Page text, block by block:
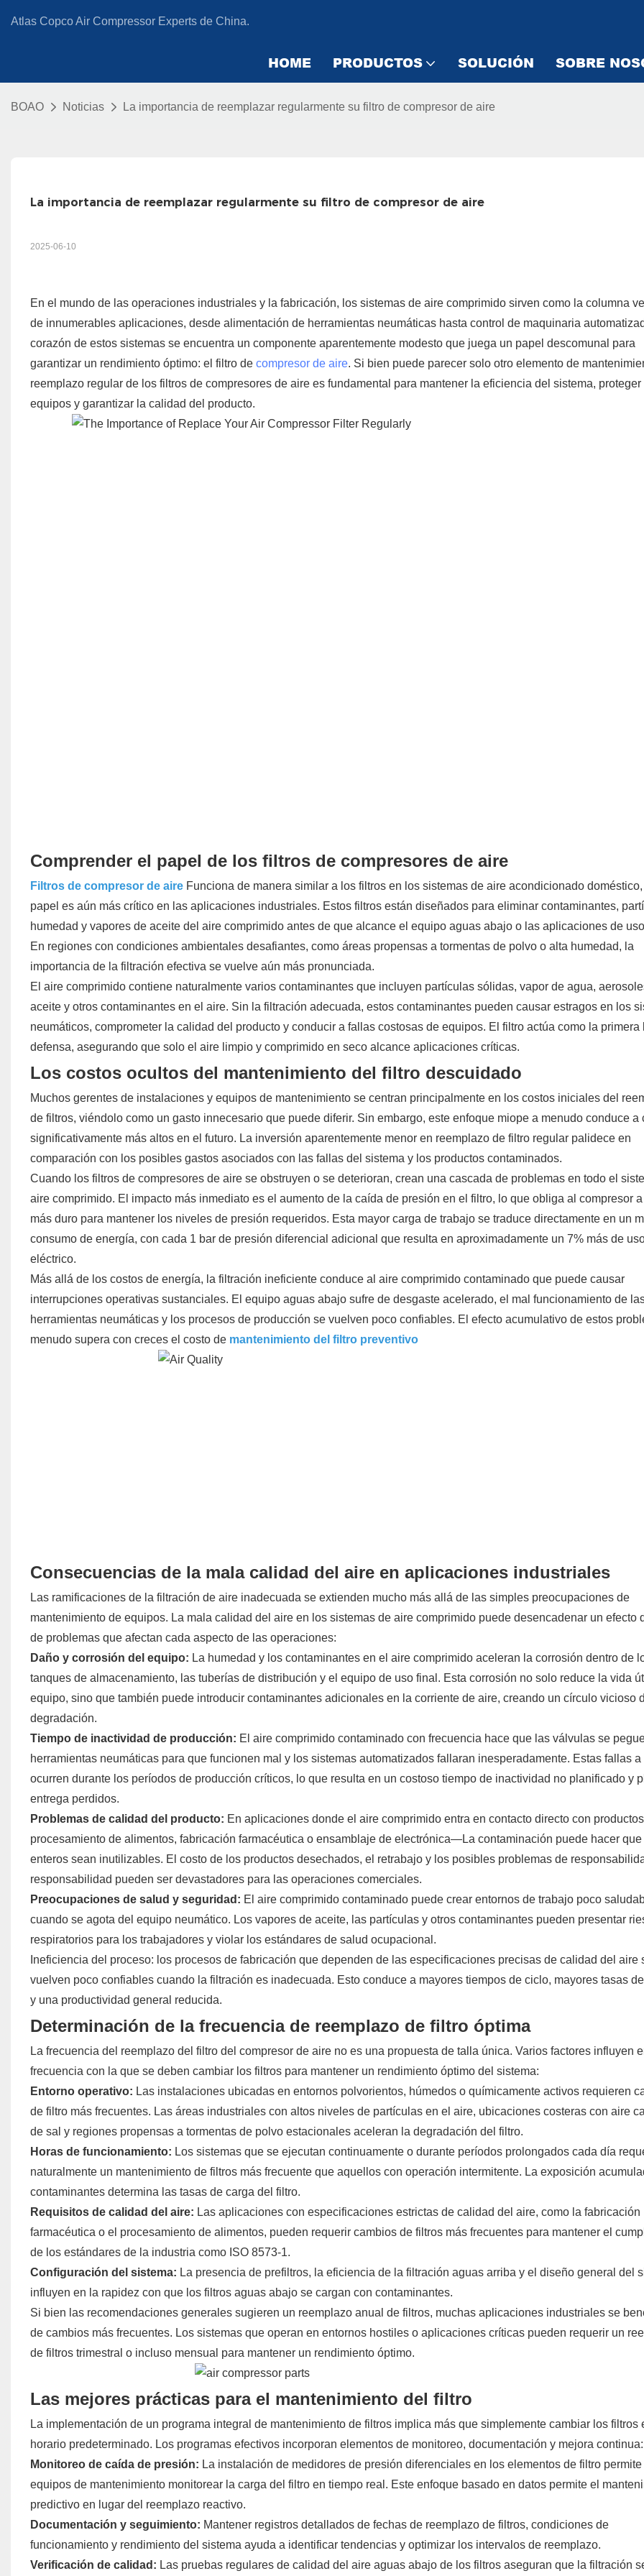
Atlas Copco Air Compressor Experts de China.
HOME PRODUCTOS SOLUCIÓN SOBRE
BOAO Noticias La importancia de reemplazar regularmente su filtro de compresor de aire
La importancia de reemplazar regularmente su filtro de compresor de aire
2025-06-10
En el mundo de las operaciones industriales y la fabricación, los sistemas de aire comprimido sirven como la columna
de innumerables aplicaciones, desde alimentación de herramientas neumáticas hasta control de maquinaria
corazón de estos sistemas se encuentra un componente aparentemente modesto que juega un papel descomunal para
garantizar un rendimiento óptimo: el filtro de compresor de aire. Si bien puede parecer solo otro elemento de
reemplazo regular de los filtros de compresores de aire es fundamental para mantener la eficiencia del sistema, proteger
equipos y garantizar la calidad del producto.
Comprender el papel de los filtros de compresores de aire
Filtros de compresor de aire Funciona de manera similar a los filtros en los sistemas de aire acondicionado
papel es aún más crítico en las aplicaciones industriales. Estos filtros están diseñados para eliminar contaminantes,
humedad y vapores de aceite del aire comprimido antes de que alcance el equipo aguas abajo o las aplicaciones de
En regiones con condiciones ambientales desafiantes, como áreas propensas a tormentas de polvo o alta humedad, la
importancia de la filtración efectiva se vuelve aún más pronunciada.
El aire comprimido contiene naturalmente varios contaminantes que incluyen partículas sólidas, vapor de agua,
aceite y otros contaminantes en el aire. Sin la filtración adecuada, estos contaminantes pueden causar estragos en los
neumáticos, comprometer la calidad del producto y conducir a fallas costosas de equipos. El filtro actúa como la primera
defensa, asegurando que solo el aire limpio y comprimido en seco alcance aplicaciones críticas.
Los costos ocultos del mantenimiento del filtro descuidado
Muchos gerentes de instalaciones y equipos de mantenimiento se centran principalmente en los costos iniciales del
de filtros, viéndolo como un gasto innecesario que puede diferir. Sin embargo, este enfoque miope a menudo conduce a
significativamente más altos en el futuro. La inversión aparentemente menor en reemplazo de filtro regular palidece en
comparación con los posibles gastos asociados con las fallas del sistema y los productos contaminados.
Cuando los filtros de compresores de aire se obstruyen o se deterioran, crean una cascada de problemas en todo el
aire comprimido. El impacto más inmediato es el aumento de la caída de presión en el filtro, lo que obliga al compresor
más duro para mantener los niveles de presión requeridos. Esta mayor carga de trabajo se traduce directamente en un
consumo de energía, con cada 1 bar de presión diferencial adicional que resulta en aproximadamente un 7% más de
eléctrico.
Más allá de los costos de energía, la filtración ineficiente conduce al aire comprimido contaminado que puede causar
interrupciones operativas sustanciales. El equipo aguas abajo sufre de desgaste acelerado, el mal funcionamiento de
herramientas neumáticas y los procesos de producción se vuelven poco confiables. El efecto acumulativo de estos
menudo supera con creces el costo de mantenimiento del filtro preventivo
Consecuencias de la mala calidad del aire en aplicaciones industriales
Las ramificaciones de la filtración de aire inadecuada se extienden mucho más allá de las simples preocupaciones de
mantenimiento de equipos. La mala calidad del aire en los sistemas de aire comprimido puede desencadenar un efecto
de problemas que afectan cada aspecto de las operaciones:
Daño y corrosión del equipo: La humedad y los contaminantes en el aire comprimido aceleran la corrosión dentro de
tanques de almacenamiento, las tuberías de distribución y el equipo de uso final. Esta corrosión no solo reduce la vida
equipo, sino que también puede introducir contaminantes adicionales en la corriente de aire, creando un círculo vicioso
degradación.
Tiempo de inactividad de producción: El aire comprimido contaminado con frecuencia hace que las válvulas se
herramientas neumáticas para que funcionen mal y los sistemas automatizados fallaran inesperadamente. Estas fallas a
ocurren durante los períodos de producción críticos, lo que resulta en un costoso tiempo de inactividad no planificado y
entrega perdidos.
Problemas de calidad del producto: En aplicaciones donde el aire comprimido entra en contacto directo con
procesamiento de alimentos, fabricación farmacéutica o ensamblaje de electrónica—La contaminación puede hacer
enteros sean inutilizables. El costo de los productos desechados, el retrabajo y los posibles problemas de
responsabilidad pueden ser devastadores para las operaciones comerciales.
Preocupaciones de salud y seguridad: El aire comprimido contaminado puede crear entornos de trabajo poco
cuando se agota del equipo neumático. Los vapores de aceite, las partículas y otros contaminantes pueden presentar
respiratorios para los trabajadores y violar los estándares de salud ocupacional.
Ineficiencia del proceso: los procesos de fabricación que dependen de las especificaciones precisas de calidad del aire
vuelven poco confiables cuando la filtración es inadecuada. Esto conduce a mayores tiempos de ciclo, mayores tasas
y una productividad general reducida.
Determinación de la frecuencia de reemplazo de filtro óptima
La frecuencia del reemplazo del filtro del compresor de aire no es una propuesta de talla única. Varios factores influyen
frecuencia con la que se deben cambiar los filtros para mantener un rendimiento óptimo del sistema:
Entorno operativo: Las instalaciones ubicadas en entornos polvorientos, húmedos o químicamente activos requieren
de filtro más frecuentes. Las áreas industriales con altos niveles de partículas en el aire, ubicaciones costeras con aire
de sal y regiones propensas a tormentas de polvo estacionales aceleran la degradación del filtro.
Horas de funcionamiento: Los sistemas que se ejecutan continuamente o durante períodos prolongados cada día
naturalmente un mantenimiento de filtros más frecuente que aquellos con operación intermitente. La exposición
contaminantes determina las tasas de carga del filtro.
Requisitos de calidad del aire: Las aplicaciones con especificaciones estrictas de calidad del aire, como la fabricación
farmacéutica o el procesamiento de alimentos, pueden requerir cambios de filtros más frecuentes para mantener el
de los estándares de la industria como ISO 8573-1.
Configuración del sistema: La presencia de prefiltros, la eficiencia de la filtración aguas arriba y el diseño general del
influyen en la rapidez con que los filtros aguas abajo se cargan con contaminantes.
Si bien las recomendaciones generales sugieren un reemplazo anual de filtros, muchas aplicaciones industriales se
de cambios más frecuentes. Los sistemas que operan en entornos hostiles o aplicaciones críticas pueden requerir un
de filtros trimestral o incluso mensual para mantener un rendimiento óptimo.
Las mejores prácticas para el mantenimiento del filtro
La implementación de un programa integral de mantenimiento de filtros implica más que simplemente cambiar los filtros
horario predeterminado. Los programas efectivos incorporan elementos de monitoreo, documentación y mejora continua:
Monitoreo de caída de presión: La instalación de medidores de presión diferenciales en los elementos de filtro
equipos de mantenimiento monitorear la carga del filtro en tiempo real. Este enfoque basado en datos permite el
predictivo en lugar del reemplazo reactivo.
Documentación y seguimiento: Mantener registros detallados de fechas de reemplazo de filtros, condiciones de
funcionamiento y rendimiento del sistema ayuda a identificar tendencias y optimizar los intervalos de reemplazo.
Verificación de calidad: Las pruebas regulares de calidad del aire aguas abajo de los filtros aseguran que la filtración